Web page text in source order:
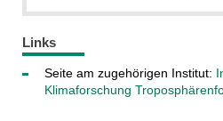
Links
Seite am zugehörigen Institut:
Klimaforschung